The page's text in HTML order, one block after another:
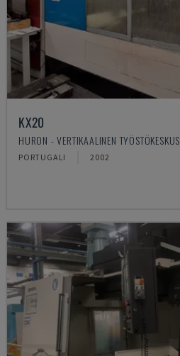
KX20
HURON - VERTIKAALINEN TYÖSTÖKESKUS
PORTUGALI 2002